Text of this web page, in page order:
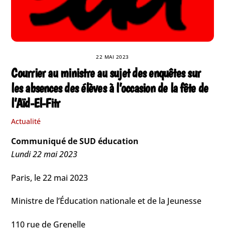
22 MAI 2023
Courrier au ministre au sujet des enquêtes sur
les absences des élèves à l’occasion de la fête de
l’Aïd-El-Fitr
Actualité
Communiqué de SUD éducation
Lundi 22 mai 2023
Paris, le 22 mai 2023
Ministre de l’Éducation nationale et de la Jeunesse
110 rue de Grenelle